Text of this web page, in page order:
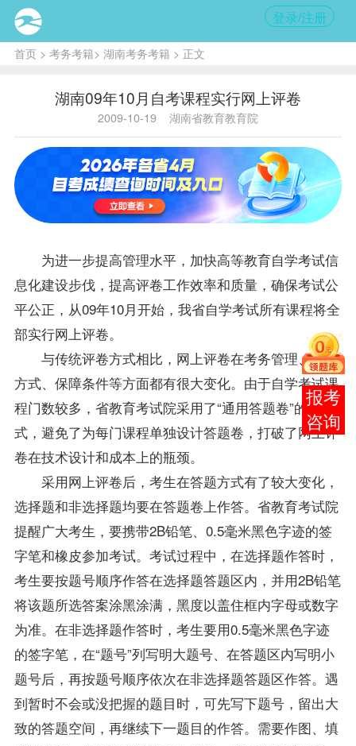
登录/注册
首页> 考务考籍> 湖南考务考籍 > 正文
湖南09年10月自考课程实行网上评卷
2009-10-19 湖南省教育教育院
为进一步提高管理水平，加快高等教育自学考试信
息化建设步伐，提高评卷工作效率和质量，确保考试公
平公正，从09年10月开始，我省自学考试所有课程将全
部实行网上评卷。
与传统评卷方式相比，网上评卷在考务管理、评卷
方式、保障条件等方面都有很大变化。由于自学考试课
程门数较多，省教育考试院采用了“通用答题卷”的方
式，避免了为每门课程单独设计答题卷，打破了网上评
卷在技术设计和成本上的瓶颈。
采用网上评卷后，考生在答题方式有了较大变化，
选择题和非选择题均要在答题卷上作答。省教育考试院
提醒广大考生，要携带2B铅笔、0.5毫米黑色字迹的签
字笔和橡皮参加考试。考试过程中，在选择题作答时，
考生要按题号顺序作答在选择题答题区内，并用2B铅笔
将该题所选答案涂黑涂满，黑度以盖住框内字母或数字
为准。在非选择题作答时，考生要用0.5毫米黑色字迹
的签字笔，在“题号”列写明大题号、在答题区内写明小
题号后，再按题号顺序依次在非选择题答题区作答。遇
到暂时不会或没把握的题目时，可先写下题号，留出大
致的答题空间，再继续下一题目的作答。需要作图、填
报考
咨询